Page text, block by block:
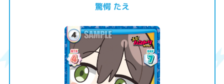
驚愕 たえ